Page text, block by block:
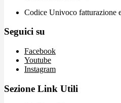
Codice Univoco fatturazione
Seguici su
Facebook
Youtube
Instagram
Sezione Link Utili